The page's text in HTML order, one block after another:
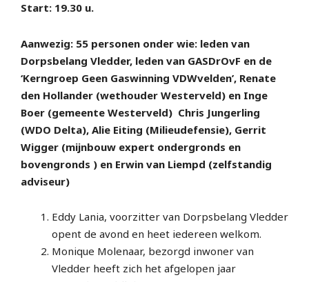
Start: 19.30 u.
Aanwezig: 55 personen onder wie: leden van
Dorpsbelang Vledder, leden van GASDrOvF en de
‘Kerngroep Geen Gaswinning VDWvelden’, Renate
den Hollander (wethouder Westerveld) en Inge
Boer (gemeente Westerveld) Chris Jungerling
(WDO Delta), Alie Eiting (Milieudefensie), Gerrit
Wigger (mijnbouw expert ondergronds en
bovengronds ) en Erwin van Liempd (zelfstandig
adviseur)
Eddy Lania, voorzitter van Dorpsbelang Vledder
opent de avond en heet iedereen welkom.
Monique Molenaar, bezorgd inwoner van
Vledder heeft zich het afgelopen jaar